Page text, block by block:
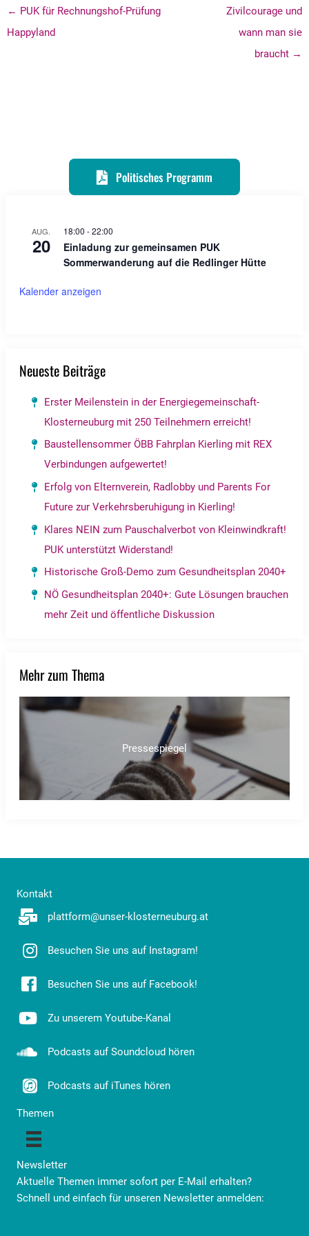
← PUK für Rechnungshof-Prüfung
Happyland
Zivilcourage und
wann man sie
braucht →
Politisches Programm
AUG.
20
18:00 -22:00
Einladung zur gemeinsamen PUK
Sommerwanderung auf die Redlinger Hütte
Kalender anzeigen
Neueste Beiträge
Erster Meilenstein in der Energiegemeinschaft-
Klosterneuburg mit 250 Teilnehmern erreicht!
Baustellensommer ÖBB Fahrplan Kierling mit REX
Verbindungen aufgewertet!
Erfolg von Elternverein, Radlobby und Parents For
Future zur Verkehrsberuhigung in Kierling!
Klares NEIN zum Pauschalverbot von Kleinwindkraft!
PUK unterstützt Widerstand!
Historische Groß-Demo zum Gesundheitsplan 2040+
NÖ Gesundheitsplan 2040+: Gute Lösungen brauchen
mehr Zeit und öffentliche Diskussion
Mehr zum Thema
Pressespiegel
Kontakt
plattform@unser-klosterneuburg.at
Besuchen Sie uns auf Instagram!
Besuchen Sie uns auf Facebook!
Zu unserem Youtube-Kanal
Podcasts auf Soundcloud hören
Podcasts auf iTunes hören
Themen
Newsletter
Aktuelle Themen immer sofort per E-Mail erhalten?
Schnell und einfach für unseren Newsletter anmelden: